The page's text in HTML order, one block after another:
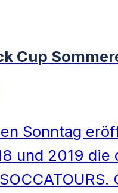
Cup
Sonntag
und 2019